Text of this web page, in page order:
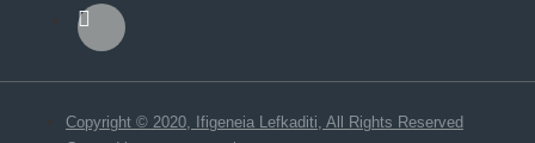
Copyright © 2020, Ifigeneia Lefkaditi, All Rights Reserved